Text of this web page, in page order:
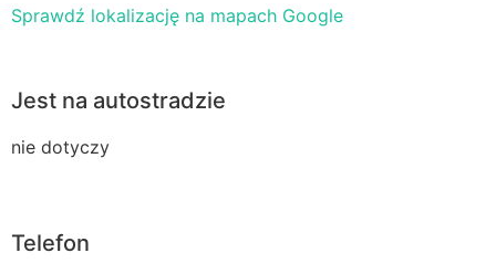
Sprawdź lokalizację na mapach Google
Jest na autostradzie
nie dotyczy
Telefon